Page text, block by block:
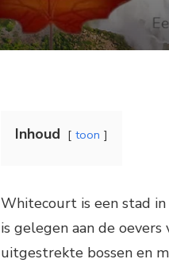
Inhoud toon
Whitecourt is een stad
is gelegen aan de
uitgestrekte bossen en